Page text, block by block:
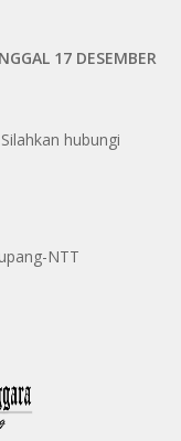
17 DESEMBER
hubungi
NTT